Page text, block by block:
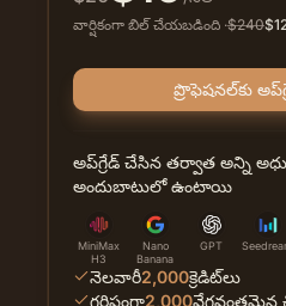
వార్షికంగా బిల్ చేయబడింది ·$240$
ప్రొఫెషనల్‌కు
అప్‌గ్రేడ్ చేసిన తర్వాత అన్ని
అందుబాటులో ఉంటాయి
MiniMax
H3
Nano
Banana
GPT
నెలవారీ2,000క్రెడిట్‌లు
గరిష్ఠంగా2,000వేగవంతమైన